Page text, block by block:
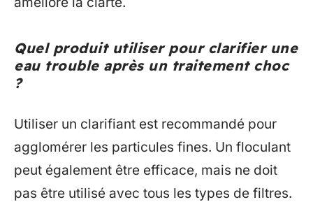
Quel produit utiliser pour clarifier une
eau trouble après un traitement choc
?
Utiliser un clarifiant est recommandé pour
agglomérer les particules fines. Un floculant
peut également être efficace, mais ne doit
pas être utilisé avec tous les types de filtres.